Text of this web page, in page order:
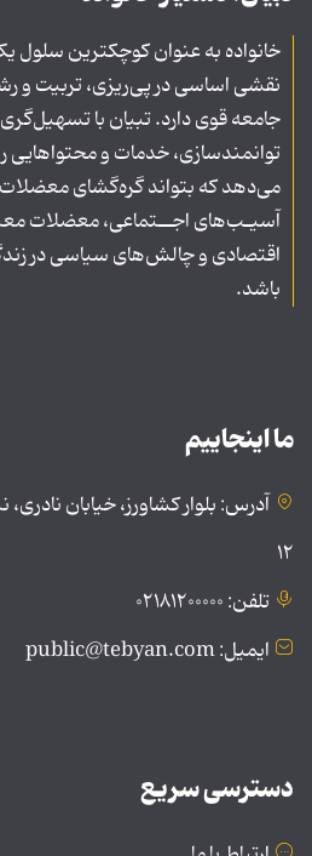
خانواده به عنوان کوچکترین سلول
نقشی اساسی در پی‌ریزی، تربیت و
جامعه قوی دارد. تبیان با
توانمندسازی، خدمات و محتواهایی را
می‌دهد که بتواند گره‌گشای
آسیـب‌های اجــتماعی، معضلات
اقتصادی و چالش‌های سیاسی در
باشد.
ما اینجاییم
آدرس: بلوار کشاورز، خیابان
۱۲
تلفن: ۰۲۱۸۱۲۰۰۰۰۰
ایمیل: public@tebyan.com
دسترسی سریع